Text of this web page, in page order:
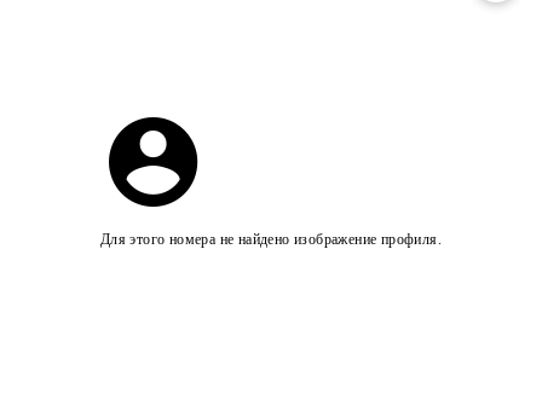
Для этого номера не найдено изображение профиля.